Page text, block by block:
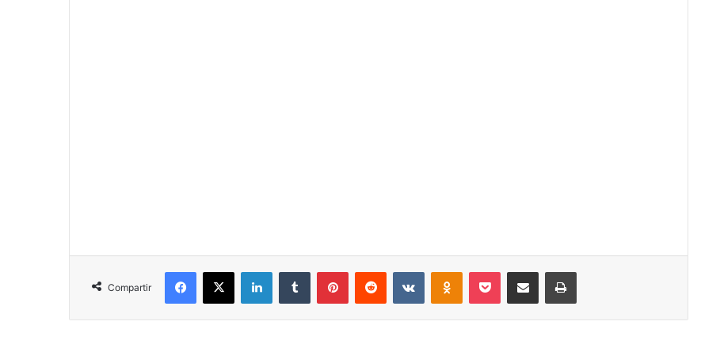
Compartir
Facebook
X LinkedInTumblr PinterestReddit VKontakteOdnoklassniki
Pocket Share via Email Print